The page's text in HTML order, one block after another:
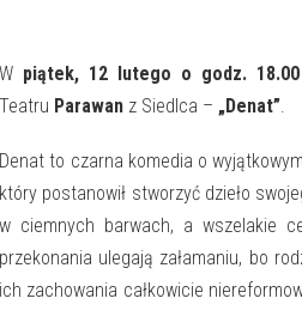
W piątek, 12 lutego o godz. 18.00
Teatru Parawan z Siedlca – „Denat”.
Denat to czarna komedia o
który postanowił stworzyć dzieło
w ciemnych barwach, a wszelakie
przekonania ulegają załamaniu, bo
ich zachowania całkowicie